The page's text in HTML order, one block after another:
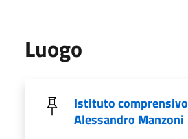
Luogo
Istituto comprensivo
Alessandro Manzoni